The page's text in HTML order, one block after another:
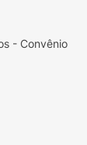
- Convênio